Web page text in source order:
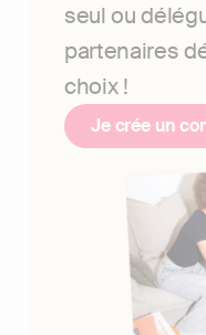
seul ou
partenaires
choix !
Je crée un